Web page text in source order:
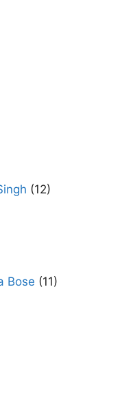
(12)
Bose (11)